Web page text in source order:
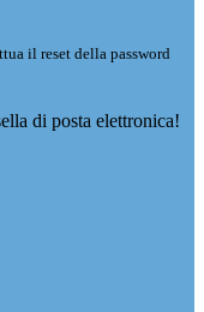
il reset della password
di posta elettronica!